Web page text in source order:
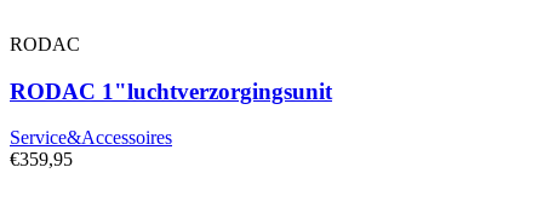
RODAC
RODAC 1"luchtverzorgingsunit
Service&Accessoires
€359,95